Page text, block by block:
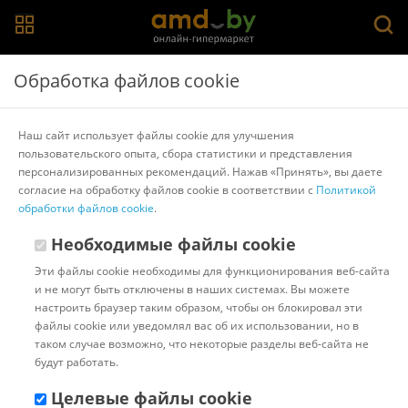
Главная > Каталог товаров
Штативы, стабилизаторы и селфи-
палки для смартфонов
Популярные
Код:1110618 В наличии
Доставка в г.Минск 10 августа
с 18:00 до 23:00.Стоимость:
10.00 ƃ
Обработка файлов cookie
Наш сайт использует файлы cookie для улучшения
пользовательского опыта, сбора статистики и представления
персонализированных рекомендаций. Нажав «Принять», вы даете
согласие на обработку файлов cookie в соответствии с Политикой
обработки файлов cookie.
Необходимые файлы cookie
Эти файлы cookie необходимы для функционирования веб-сайта
и не могут быть отключены в наших системах. Вы можете
настроить браузер таким образом, чтобы он блокировал эти
файлы cookie или уведомлял вас об их использовании, но в
таком случае возможно, что некоторые разделы веб-сайта не
будут работать.
Целевые файлы cookie